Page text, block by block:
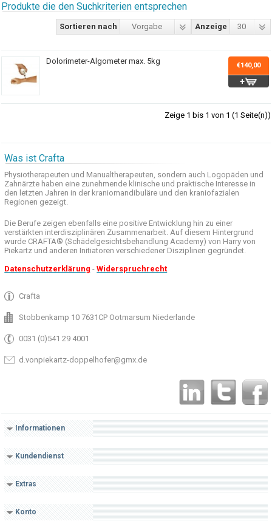
Produkte die den Suchkriterien entsprechen
Anzeige 30
Sortieren nach Vorgabe
Dolorimeter-Algometer max. 5kg €140,00
Zeige 1 bis 1 von 1 (1 Seite(n))
Was ist Crafta
Physiotherapeuten und Manualtherapeuten, sondern auch Logopäden und
Zahnärzte haben eine zunehmende klinische und praktische Interesse in
den letzten Jahren in der kraniomandibuläre und den kraniofazialen
Regionen gezeigt.
Die Berufe zeigen ebenfalls eine positive Entwicklung hin zu einer
verstärkten interdisziplinären Zusammenarbeit. Auf diesem Hintergrund
wurde CRAFTA® (Schädelgesichtsbehandlung Academy) von Harry von
Piekartz und anderen Initiatoren verschiedener Disziplinen gegründet.
Datenschutzerklärung -Widerspruchrecht
Crafta
Stobbenkamp 10 7631CP Ootmarsum Niederlande
0031 (0)541 29 4001
d.vonpiekartz-doppelhofer@gmx.de
Informationen
Kundendienst
Extras
Konto